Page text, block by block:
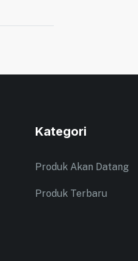
Kategori
Produk Akan Datang
Produk Terbaru